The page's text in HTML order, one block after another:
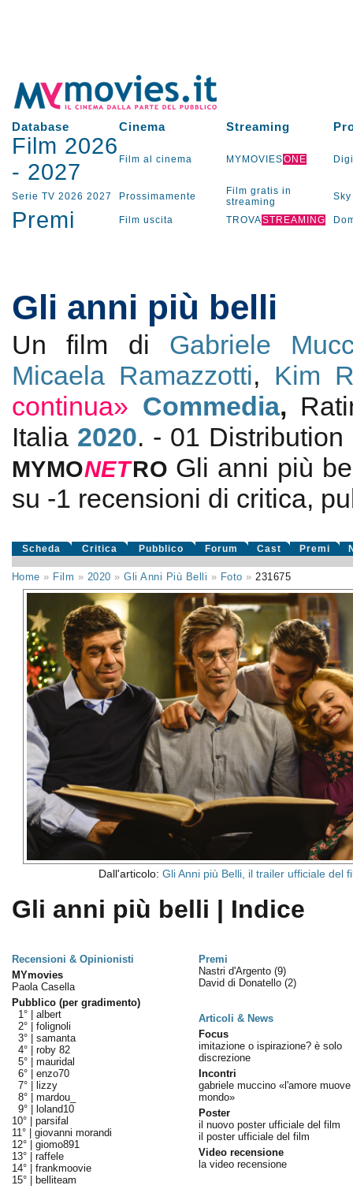
Database Cinema Streaming
Film 2026
- 2027 Film al cinema MYMOVIESONE
Serie TV 2026 2027 Prossimamente
Film gratis in
streaming
Sky
Premi Film uscita TROVASTREAMING
Gli anni più belli
Un film di Gabriele
Micaela Ramazzotti, Kim
continua» Commedia,
Italia 2020. - 01 Distribution
MYMONETRO Gli anni più
su -1 recensioni di critica,
Scheda Critica Pubblico Forum Cast Premi
Home » Film » 2020 »Gli Anni Più Belli » Foto »231675
Dall'articolo: Gli Anni più Belli, il trailer ufficiale del
Gli anni più belli | Indice
Recensioni & Opinionisti
Premi
MYmovies
Paola Casella
Pubblico (per gradimento)
1° | albert
2° | folignoli
3° | samanta
4° | roby 82
5° | mauridal
6° | enzo70
7° |
lizzy
8° | mardou_
9° |
loland10
10° | parsifal
11° | giovanni morandi
12° | giomo891
13° | raffele
14° | frankmoovie
15° |
belliteam
Nastri d'Argento (9)
David di Donatello (2)
Articoli & News
Focus
imitazione o ispirazione? è solo
discrezione
Incontri
gabriele muccino «l'amore muove
mondo»
Poster
il nuovo poster ufficiale del film
il poster ufficiale del film
Video recensione
la video recensione